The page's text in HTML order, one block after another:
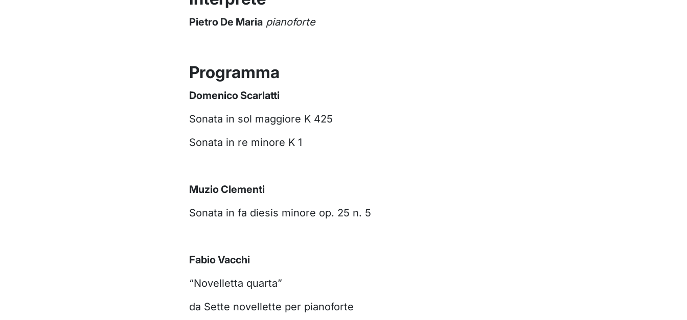
Pietro De Maria pianoforte
Programma
Domenico Scarlatti
Sonata in sol maggiore K 425
Sonata in re minore K 1
Muzio Clementi
Sonata in fa diesis minore op. 25 n. 5
Fabio Vacchi
“Novelletta quarta”
da Sette novellette per pianoforte